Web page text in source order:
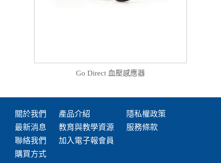
Go Direct 血壓感應器
關於我們
最新消息
聯絡我們
購買方式
產品介紹
教育與教學資源
加入電子報會員
隱私權政策
服務條款